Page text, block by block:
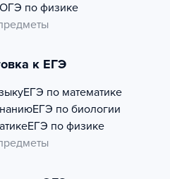
ОГЭ по физике
к ЕГЭ
ЕГЭ по математике
ЕГЭ по биологии
ЕГЭ по физике